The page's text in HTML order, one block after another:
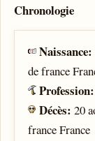
Chronologie
Naissance:
de france
Décès:20
france France